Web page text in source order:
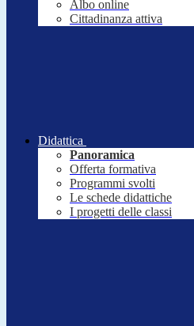
Albo online
Cittadinanza attiva
Didattica
Panoramica
Offerta formativa
Programmi svolti
Le schede didattiche
I progetti delle classi